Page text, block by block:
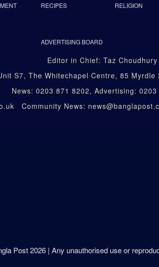
RECIPES RELIGION
ADVERTISING BOARD
Editor in Chief: Taz Choudhury
S7, The Whitechapel Centre, 85 Myrdle
News: 0203 871 8202, Advertising:
Community News:
Post2026 | Any unauthorised use or